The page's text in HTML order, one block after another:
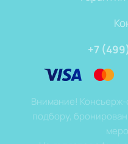
+7
Внимание! Консьерж-
подбору,